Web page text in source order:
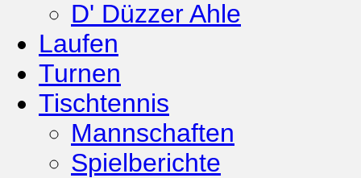
D' Düzzer Ahle
Laufen
Turnen
Tischtennis
Mannschaften
Spielberichte